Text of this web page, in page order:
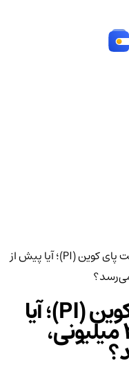
پیش‌بینی قیمت پای کوین (PI)؛ آیا پیش از
پیش‌بینی قیمت پای کوین (PI)؛ آیا
پیش از آزادسازی ۲۲۳ میلیونی،